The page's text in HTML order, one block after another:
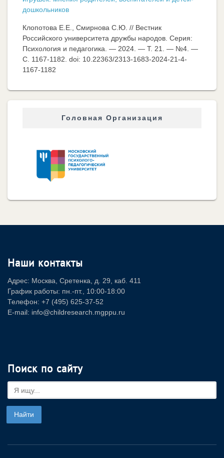
дошкольников
Клопотова Е.Е., Смирнова С.Ю. // Вестник
Российского университета дружбы народов. Серия:
Психология и педагогика. — 2024. — Т. 21. — №4. —
C. 1167-1182. doi: 10.22363/2313-1683-2024-21-4-
1167-1182
Головная Организация
Наши контакты
Адрес: Москва, Сретенка, д. 29, каб. 411
График работы: пн.-пт., 10:00-18:00
Телефон: +7 (495) 625-37-52
E-mail: info@childresearch.mgppu.ru
Поиск по сайту